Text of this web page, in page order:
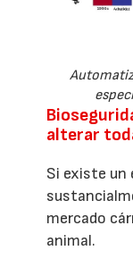
alterar
Si existe un
mercado
animal.